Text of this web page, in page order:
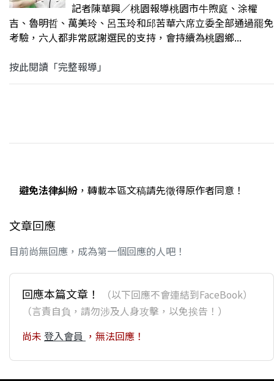
記者陳華興∕桃園報導桃園市牛煦庭、涂權
吉、魯明哲、萬美玲、呂玉玲和邱苦華六席立委全部通過罷免
考驗，六人都非常感謝選民的支持，會持續為桃園鄉...
按此閱讀「完整報導」
避免法律糾紛 ，轉載本區文稿請先徵得原作者同意！
文章回應
目前尚無回應，成為第一個回應的人吧！
回應本篇文章！
（以下回應不會連結到FaceBook）
（言責自負，請勿涉及人身攻擊，以免挨告！）
尚未 登入會員 ，無法回應！